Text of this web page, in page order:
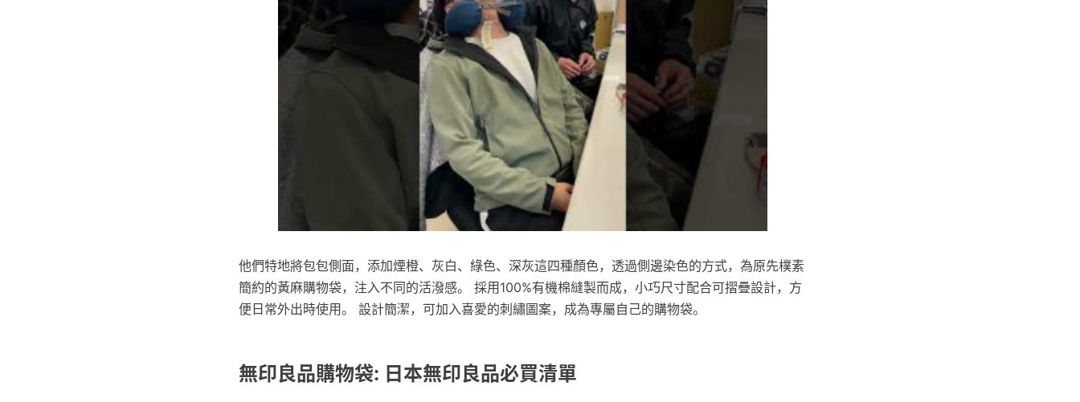
他們特地將包包側面，添加煙橙、灰白、綠色、深灰這四種顏色，透過側邊染色的方式，為原先樸素
簡約的黃麻購物袋，注入不同的活潑感。 採用100%有機棉縫製而成，小巧尺寸配合可摺疊設計，方
便日常外出時使用。 設計簡潔，可加入喜愛的刺繡圖案，成為專屬自己的購物袋。
無印良品購物袋: 日本無印良品必買清單